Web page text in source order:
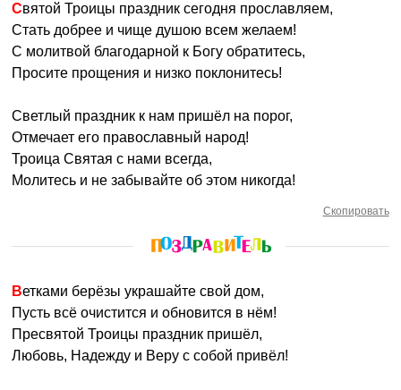
Святой Троицы праздник сегодня прославляем,
Стать добрее и чище душою всем желаем!
С молитвой благодарной к Богу обратитесь,
Просите прощения и низко поклонитесь!
Светлый праздник к нам пришёл на порог,
Отмечает его православный народ!
Троица Святая с нами всегда,
Молитесь и не забывайте об этом никогда!
Скопировать
Ветками берёзы украшайте свой дом,
Пусть всё очистится и обновится в нём!
Пресвятой Троицы праздник пришёл,
Любовь, Надежду и Веру с собой привёл!